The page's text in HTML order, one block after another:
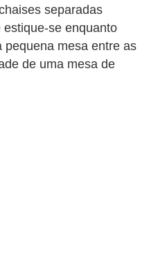
separadas
se enquanto
pequena mesa entre as
de uma mesa de